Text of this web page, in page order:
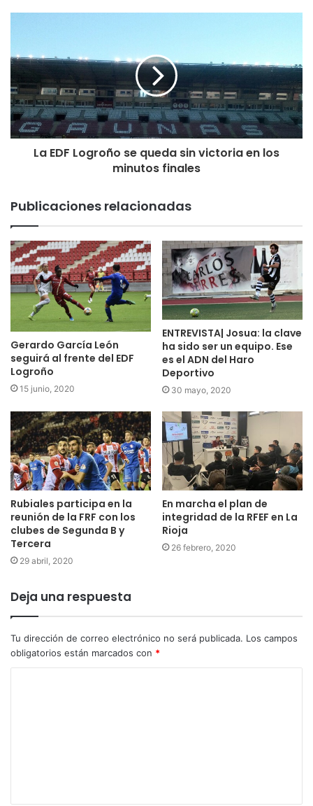
La EDF Logroño se queda sin victoria en los
minutos finales
Publicaciones relacionadas
Gerardo García León
seguirá al frente del EDF
Logroño
15 junio, 2020
ENTREVISTA| Josua: la clave
ha sido ser un equipo. Ese
es el ADN del Haro
Deportivo
30 mayo, 2020
Rubiales participa en la
reunión de la FRF con los
clubes de Segunda B y
Tercera
29 abril, 2020
En marcha el plan de
integridad de la RFEF en La
Rioja
26 febrero, 2020
Deja una respuesta
Tu dirección de correo electrónico no será publicada. Los campos
obligatorios están marcados con *